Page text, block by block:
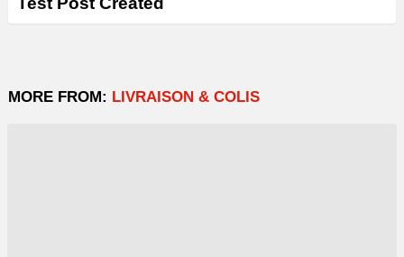
MORE FROM: LIVRAISON & COLIS